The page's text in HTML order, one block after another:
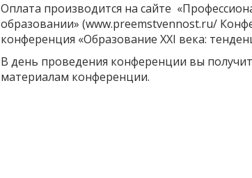
Оплата производится на сайте
образовании» (www.preemstvennost.ru/
конференция «Образование XXI века:
В день проведения конференции вы
материалам конференции.